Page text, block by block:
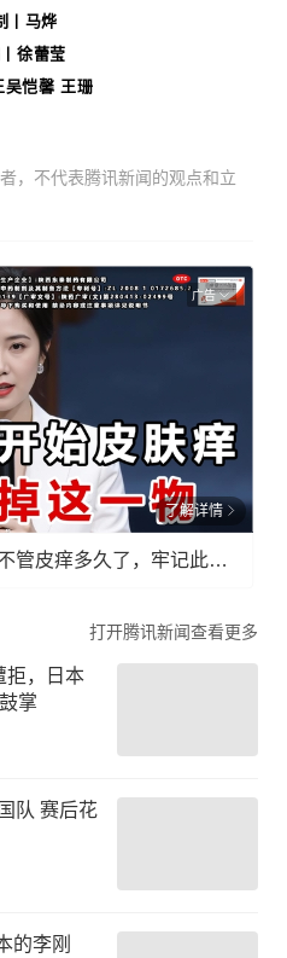
丨马烨
丨徐蕾莹
吴恺馨 王珊
，不代表腾讯新闻的观点和立
广告
了解详情
凡是皮肤瘙痒1月以上，不管皮痒多久了，牢记此法，快！准！狠！
打开腾讯新闻查看更多
拒，日本
掌
队 赛后花
的李刚